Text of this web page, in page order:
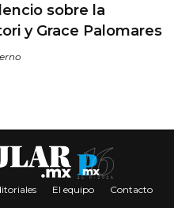
sobre la
y Grace Palomares
El equipo
Contacto